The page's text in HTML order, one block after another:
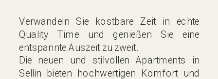
Verwandeln Sie kostbare Zeit in echte
Quality Time und genießen Sie eine
entspannte Auszeit zu zweit.
Die neuen und stilvollen Apartments in
Sellin bieten hochwertigen Komfort und